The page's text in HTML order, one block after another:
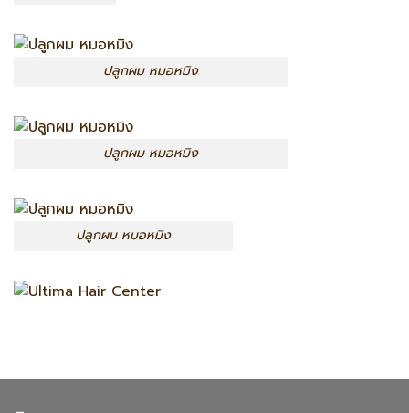
ปลูกผม หมอหมิง
ปลูกผม หมอหมิง
ปลูกผม หมอหมิง